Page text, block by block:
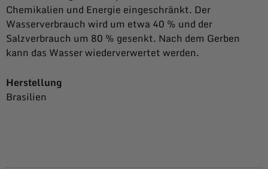
Chemikalien und Energie eingeschränkt. Der
Wasserverbrauch wird um etwa 40 % und der
Salzverbrauch um 80 % gesenkt. Nach dem Gerben
kann das Wasser wiederverwertet werden.
Herstellung
Brasilien